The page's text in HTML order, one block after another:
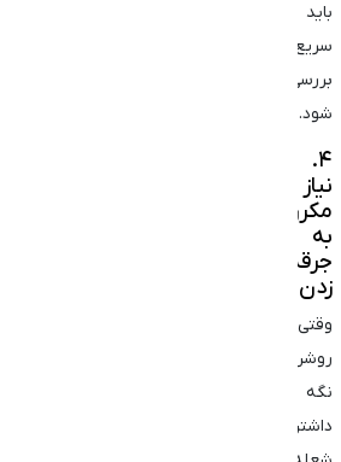
باید
سریع
بررسی
شود.
۴.
نیاز
مکرر
به
جرقه
زدن
وقتی
روشن
نگه
داشتن